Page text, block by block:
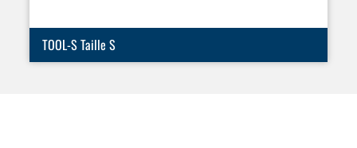
TOOL-S Taille S